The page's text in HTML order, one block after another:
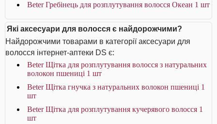
Beter Гребінець для розплутування волосся Океан 1 шт
Які аксесуари для волосся є найдорожчими?
Найдорожчими товарами в категорії аксесуари для
волосся інтернет-аптеки DS є:
Beter Щітка для розплутування волосся з натуральних
волокон пшениці 1 шт
Beter Щітка гнучка з натуральних волокон пшениці 1
шт
Beter Щітка для розплутування кучерявого волосся 1
шт